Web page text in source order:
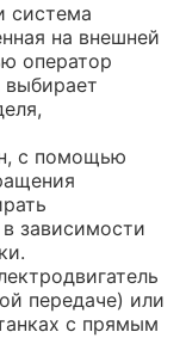
система
на внешней
оператор
с помощью
зависимости
передаче) или
с прямым